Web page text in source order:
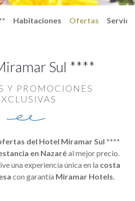
Habitaciones Ofertas
Sul ****
Y PROMOCIONES
del Hotel Miramar Sul ****
en Nazaréal mejor precio.
una experiencia única en la costa
con garantía Miramar Hotels